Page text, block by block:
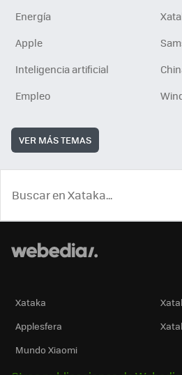
Energía
Apple
Inteligencia artificial
Empleo
VER MÁS TEMAS
Xataka
Applesfera
Mundo Xiaomi